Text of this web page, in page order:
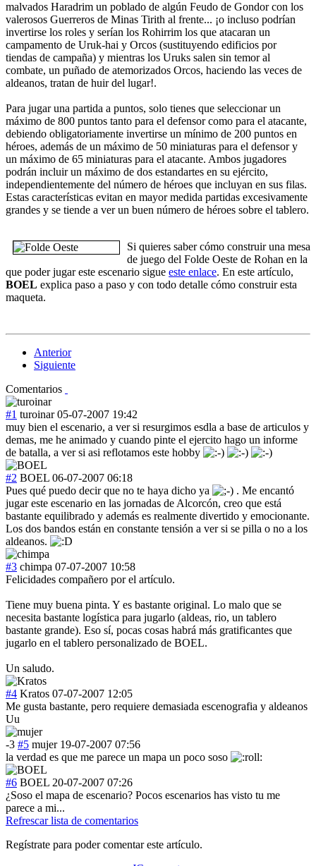
malvados Haradrim un poblado de algún Feudo de Gondor con los
valerosos Guerreros de Minas Tirith al frente... ¡o incluso podrían
invertirse los roles y serían los Rohirrim los que atacaran un
campamento de Uruk-hai y Orcos (sustituyendo edificios por
tiendas de campaña) y mientras los Uruks salen sin temor al
combate, un puñado de atemorizados Orcos, haciendo las veces de
aldeanos, tratan de huir del lugar!.
Para jugar una partida a puntos, solo tienes que seleccionar un
máximo de 800 puntos tanto para el defensor como para el atacante,
debiendo obligatoriamente invertirse un mínimo de 200 puntos en
héroes, además de un máximo de 50 miniaturas para el defensor y
un máximo de 65 miniaturas para el atacante. Ambos jugadores
podrán incluir un máximo de dos estandartes en su ejército,
independientemente del número de héroes que incluyan en sus filas.
Estas características evitan en mayor medida partidas excesivamente
grandes y se tiende a ver un buen número de héroes sobre el tablero.
Si quieres saber cómo construir una mesa
de juego del Folde Oeste de Rohan en la
que poder jugar este escenario sigue este enlace. En este artículo,
BOEL explica paso a paso y con todo detalle cómo construir esta
maqueta.
Anterior
Siguiente
Comentarios
#1 turoinar 05-07-2007 19:42
muy bien el escenario, a ver si resurgimos esdla a base de articulos y
demas, me he animado y cuando pinte el ejercito hago un informe
de batalla, a ver si asi reflotamos este hobby
#2 BOEL 06-07-2007 06:18
Pues qué puedo decir que no te haya dicho ya
. Me encantó
jugar este escenario en las jornadas de Alcorcón, creo que está
bastante equilibrado y además es realmente divertido y emocionante.
Los dos bandos están en constante tensión a ver si se pilla o no a los
aldeanos.
#3 chimpa 07-07-2007 10:58
Felicidades compañero por el artículo.
Tiene muy buena pinta. Y es bastante original. Lo malo que se
necesita bastante logística para jugarlo (aldeas, rio, un tablero
bastante grande). Eso sí, pocas cosas habrá más gratificantes que
jugarlo en el tablero personalizado de BOEL.
Un saludo.
#4 Kratos 07-07-2007 12:05
Me gusta bastante, pero requiere demasiada escenografia y aldeanos
Uu
-3 #5 mujer 19-07-2007 07:56
la verdad es que me parece un mapa un poco soso
#6 BOEL 20-07-2007 07:26
¿Soso el mapa de escenario? Pocos escenarios has visto tu me
parece a mi...
Refrescar lista de comentarios
Regístrate para poder comentar este artículo.